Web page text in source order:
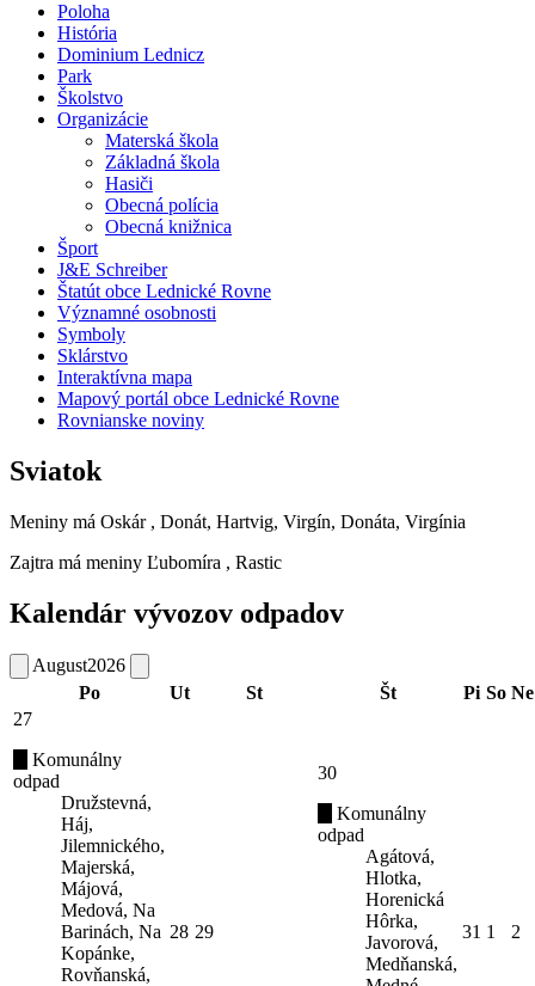
Poloha
História
Dominium Lednicz
Park
Školstvo
Organizácie
Materská škola
Základná škola
Hasiči
Obecná polícia
Obecná knižnica
Šport
J&E Schreiber
Štatút obce Lednické Rovne
Významné osobnosti
Symboly
Sklárstvo
Interaktívna mapa
Mapový portál obce Lednické Rovne
Rovnianske noviny
Sviatok
Meniny má Oskár , Donát, Hartvig, Virgín, Donáta, Virgínia
Zajtra má meniny Ľubomíra , Rastic
Kalendár vývozov odpadov
August2026
Po
Ut St Št Pi So Ne
27
Komunálny
odpad
Družstevná,
Háj,
Jilemnického,
Majerská,
Májová,
Medová, Na
Barinách, Na
Kopánke,
Rovňanská,
28 29
30
Komunálny
odpad
Agátová,
Hlotka,
Horenická
Hôrka,
Javorová,
Medňanská,
31 1 2